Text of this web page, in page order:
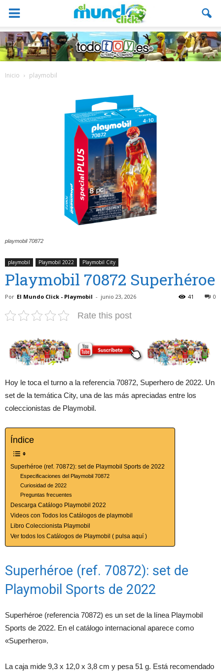
Inicio playmobil
playmobil 70872
playmobil Playmobil 2022 Playmobil City
Playmobil 70872 Superhéroe
Por El Mundo Click - Playmobil - junio 23, 2026 0
41
Rate this post
Hoy le toca el turno a la referencia 70872, Superhero de 2022. Un
set de la temática City, una de las más apreciadas entre los
coleccionistas de Playmobil.
Índice
Superhéroe (ref. 70872): set de Playmobil Sports de 2022
Especificaciones del Playmobil 70872
Curiosidad de 2022
Preguntas frecuentes
Descarga Catálogo Playmobil 2022
Videos con Todos los Catálogos de playmobil
Libro Coleccionista Playmobil
Ver todos los Catálogos de Playmobil ( pulsa aquí )
Superhéroe (ref. 70872): set de
Playmobil Sports de 2022
Superhéroe (referencia 70872) es un set de la línea Playmobil
Sports de 2022. En el catálogo internacional aparece como
«Superhero».
La caja mide 9,3 x 12,0 x 3,8 cm y pesa 51 g. Está recomendado